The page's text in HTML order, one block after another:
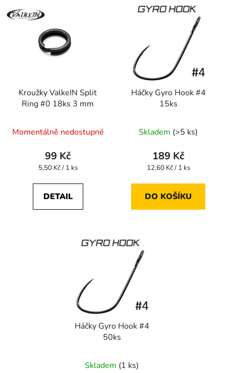
Kroužky ValkeIN Split
Ring #0 18ks 3 mm
Momentálně nedostupné
99 Kč
Měrná
5,50 Kč / 1 ks
DETAIL
Háčky Gyro Hook #4
15ks
Skladem (>5 ks)
189 Kč
Měrná
12,60 Kč / 1 ks
DO KOŠÍKU
Háčky Gyro Hook #4
50ks
Skladem (1 ks)